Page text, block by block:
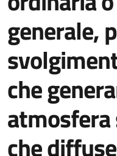
generale,
che
che diffuse